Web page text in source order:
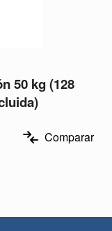
50 kg (128
Comparar